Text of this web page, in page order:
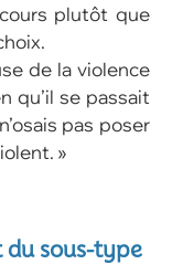
plutôt que
de la violence
qu’il se passait
pas poser
»
du sous-type